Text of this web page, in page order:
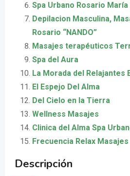
Spa Urbano Rosario María
Depilacion Masculina,
Rosario “NANDO”
Masajes terapéuticos
Spa del Aura
La Morada del Relajantes
El Espejo Del Alma
Del Cielo en la Tierra
Wellness Masajes
Clinica del Alma Spa
Frecuencia Relax Masajes
Descripción